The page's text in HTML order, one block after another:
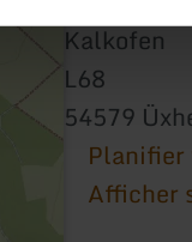
Kalkofen
L68
54579
Afficher